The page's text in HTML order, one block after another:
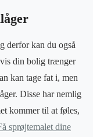
derfor kan du også
din bolig trænger
kan tage fat i, men
Disse har nemlig
kommer til at føles,
sprøjtemalet dine